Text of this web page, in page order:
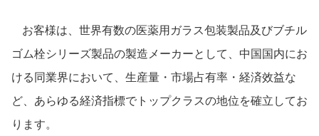
お客様は、世界有数の医薬用ガラス包装製品及びブチル
ゴム栓シリーズ製品の製造メーカーとして、中国国内にお
ける同業界において、生産量 ・ 市場占有率 ・ 経済效益な
ど、あらゆる経済指標でトップクラスの地位を確立してお
ります。